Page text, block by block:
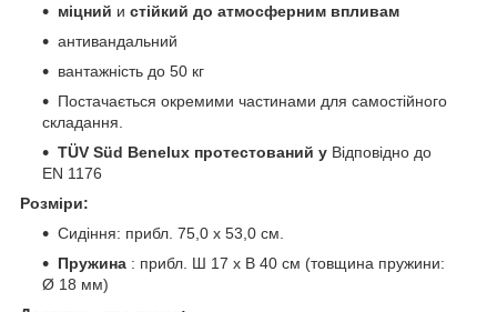
міцний и стійкий до атмосферним впливам
антивандальний
вантажність до 50 кг
Постачається окремими частинами для самостійного
складання.
TÜV Süd Benelux протестований у Відповідно до
EN 1176
Розміри:
Сидіння: прибл. 75,0 x 53,0 см.
Пружина : прибл. Ш 17 x В 40 см (товщина пружини:
Ø 18 мм)